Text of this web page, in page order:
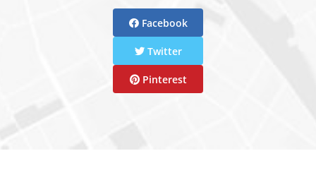
Facebook
Twitter
Pinterest